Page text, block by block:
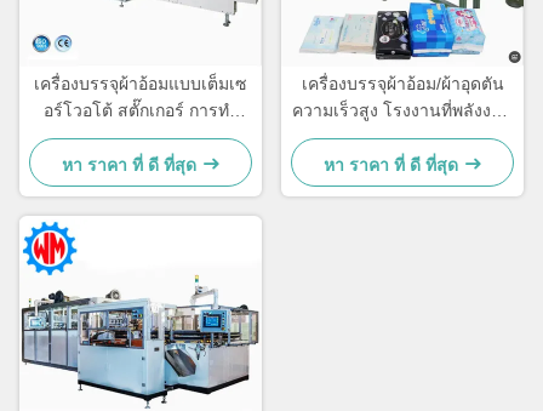
เครื่องบรรจุผ้าอ้อมแบบเต็มเซ
อร์โวอโต้ สตั๊กเกอร์ การทํา
งานง่ายด้วย CE
หา ราคา ที่ ดี ที่สุด
เครื่องบรรจุผ้าอ้อม/ผ้าอุดตัน
ความเร็วสูง โรงงานที่พลังงาน
มาก ส่งออกทั่วโลก
หา ราคา ที่ ดี ที่สุด